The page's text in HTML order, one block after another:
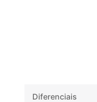
Diferenciais